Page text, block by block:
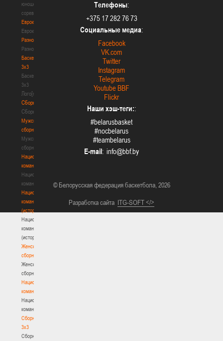
юношеские
соревнования
Еврокубки
Еврокубки
Разное
Разное
Баскетбол
3х3
Баскетбол
3х3
Лого[modid=121]
Сборные
Сборные
Мужские
сборные
Мужские
сборные
Национальная
команда
Национальная
команда
Национальная
команда
(история)
Национальная
команда
(история)
Женские
сборные
Женские
сборные
Национальная
команда
Национальная
команда
Сборные
3х3
Сборные
Телефоны:
+375 17 282 76 73
Социальные медиа:
Facebook
VK.com
Twitter
Instagram
Telegram
Youtube BBF
Flickr
Наши хэш-теги::
#belarusbasket
#nocbelarus
#teambelarus
E-mail:
© Белорусская федерация баскетбола, 2026
Разработка сайта ITG-SOFT </>